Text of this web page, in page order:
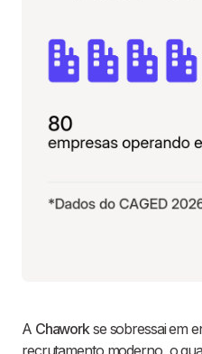
A Chaworkse sobressai em